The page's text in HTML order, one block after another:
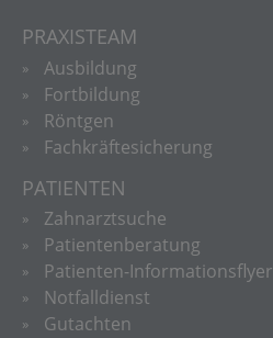
PRAXISTEAM
Ausbildung
Fortbildung
Röntgen
Fachkräftesicherung
PATIENTEN
Zahnarztsuche
Patientenberatung
Patienten-Informationsflyer
Notfalldienst
Gutachten